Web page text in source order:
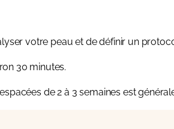
votre peau et de définir un
30 minutes.
de 2 à 3 semaines est